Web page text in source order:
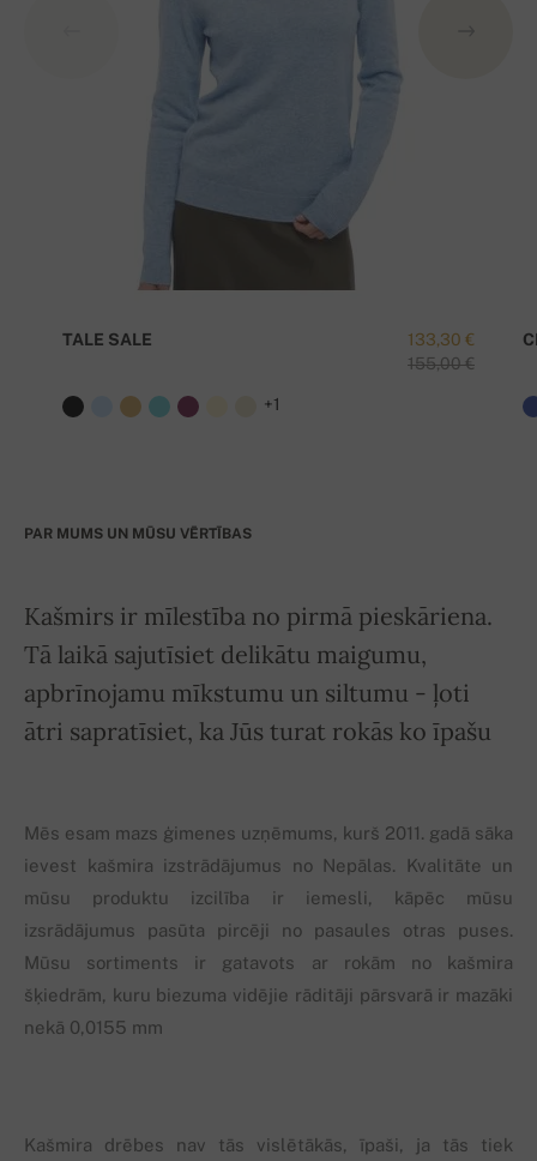
133,30 €
155,00 €
TALE SALE
+1
PAR MUMS UN MŪSU VĒRTĪBAS
Kašmirs ir mīlestība no pirmā pieskāriena.
Tā laikā sajutīsiet delikātu maigumu,
apbrīnojamu mīkstumu un siltumu - ļoti
ātri sapratīsiet, ka Jūs turat rokās ko īpašu
Mēs esam mazs ģimenes uzņēmums, kurš 2011. gadā sāka
ievest kašmira izstrādājumus no Nepālas. Kvalitāte un
mūsu produktu izcilība ir iemesli, kāpēc mūsu
izsrādājumus pasūta pircēji no pasaules otras puses.
Mūsu sortiments ir gatavots ar rokām no kašmira
šķiedrām, kuru biezuma vidējie rāditāji pārsvarā ir mazāki
nekā 0,0155 mm
Kašmira drēbes nav tās vislētākās, īpaši, ja tās tiek